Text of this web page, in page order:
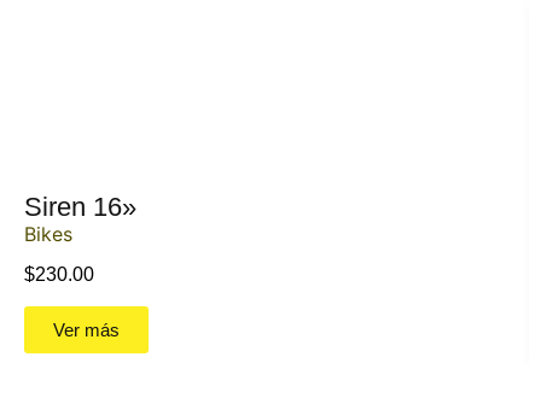
Siren 16»
Bikes
$230.00
Ver más